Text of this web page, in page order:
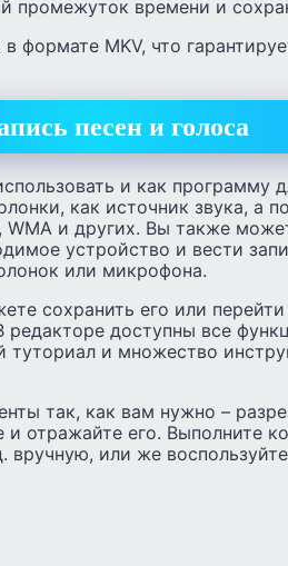
промежуток времени и
формате MKV, что
песен и голоса
и как программу
как источник звука, а
и других. Вы также
устройство и вести
или микрофона.
сохранить его или
редакторе доступны все
туториал и множество
так, как вам нужно –
отражайте его. Выполните
вручную, или же